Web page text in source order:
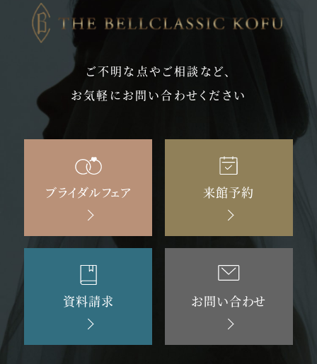
ご不明な点やご相談など、
お気軽にお問い合わせください
ブライダルフェア 来館予約
資料請求 お問い合わせ